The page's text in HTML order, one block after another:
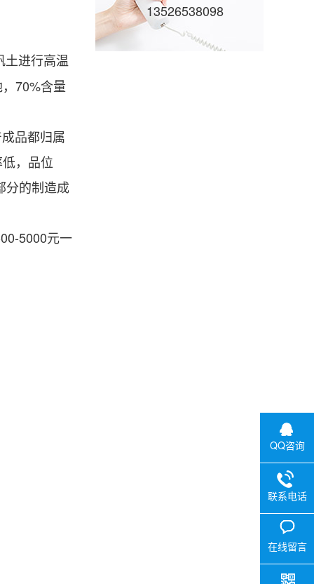
13526538098
进行高温
70%含量
品都归属
，品位
分的制造成
5000元一
QQ咨询
联系电话
在线留言